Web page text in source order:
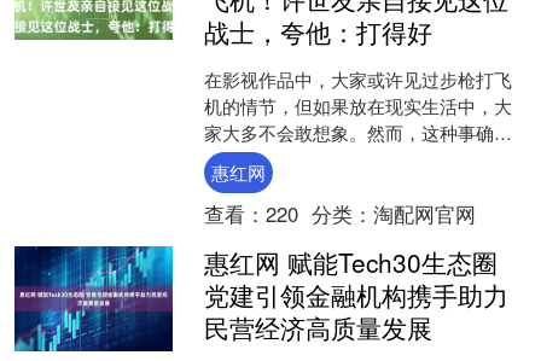
战士，夸他：打得好
在影视作品中，大家或许见过步枪打飞
机的情节，但如果放在现实生活中，大
家大多不会敢想象。然而，这种事确实
发生过，虽然这种行为难度极大，成功
的概率也很低，但在抗日战....
惠红网
查看： 220 分类： 淘配网官网
惠红网 赋能Tech30生态圈
党建引领金融机构携手助力
民营经济高质量发展